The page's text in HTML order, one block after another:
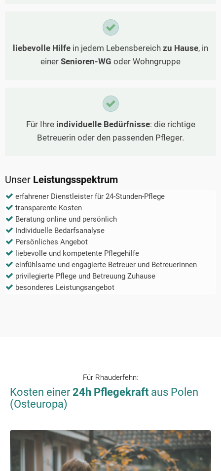
liebevolle Hilfe in jedem Lebensbereich zu Hause, in
einer Senioren-WG oder Wohngruppe
Für Ihre individuelle Bedürfnisse: die richtige
Betreuerin oder den passenden Pfleger.
Unser Leistungsspektrum
erfahrener Dienstleister für 24-Stunden-Pflege
transparente Kosten
Beratung online und persönlich
Individuelle Bedarfsanalyse
Persönliches Angebot
liebevolle und kompetente Pflegehilfe
einfühlsame und engagierte Betreuer und Betreuerinnen
privilegierte Pflege und Betreuung Zuhause
besonderes Leistungsangebot
Für Rhauderfehn:
Kosten einer24h Pflegekraft aus Polen
(Osteuropa)